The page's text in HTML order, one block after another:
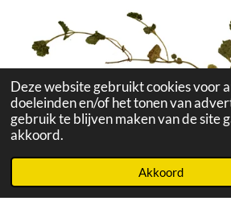
Deze website gebruikt cookies voor
doeleinden en/of het tonen van
gebruik te blijven maken van de site
akkoord.
Akkoord